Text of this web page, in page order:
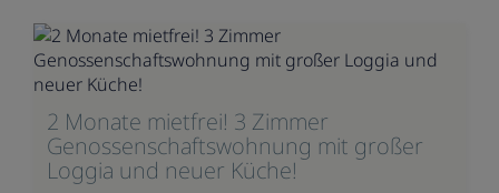
2 Monate mietfrei! 3 Zimmer
Genossenschaftswohnung mit großer
Loggia und neuer Küche!